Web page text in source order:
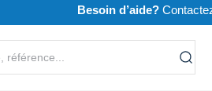
Besoin d’aide?